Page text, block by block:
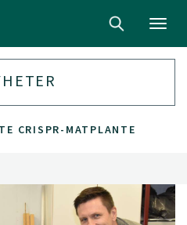
CRISPR-MATPLANTE